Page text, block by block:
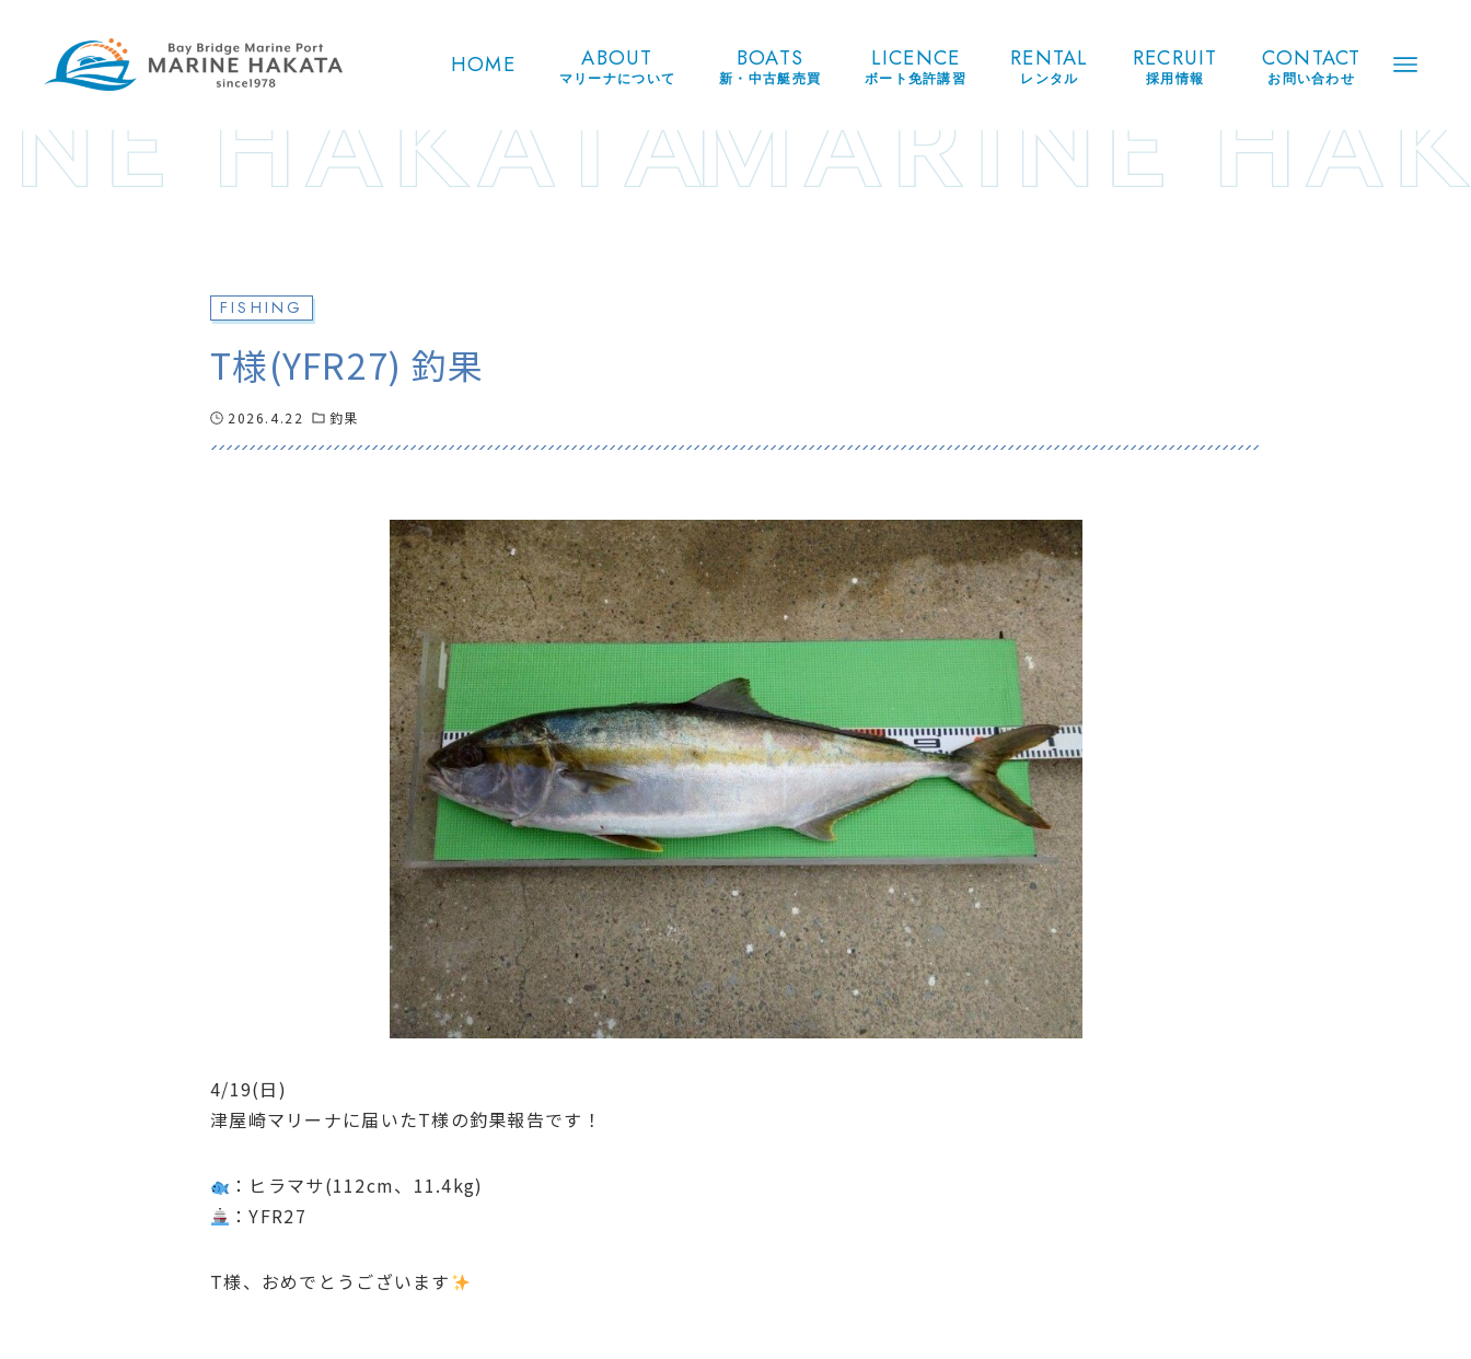
HOME ABOUT
マリーナについて
BOATS
新・中古艇売買
LICENCE
ボート免許講習
RENTAL
レンタル
RECRUIT
採用情報
CONTACT
お問い合わせ
FISHING
T様(YFR27) 釣果
2026.4.22 釣果
4/19(日)
津屋崎マリーナに届いたT様の釣果報告です！
：ヒラマサ(112cm、11.4kg)
：YFR27
T様、おめでとうございます